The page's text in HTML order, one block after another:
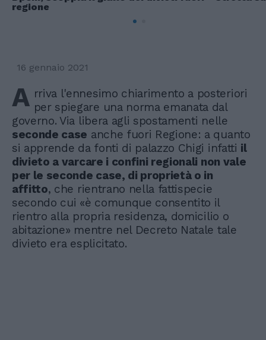
regione
16 gennaio 2021
A rriva l'ennesimo chiarimento a posteriori
per spiegare una norma emanata dal
governo. Via libera agli spostamenti nelle
seconde case anche fuori Regione: a quanto
si apprende da fonti di palazzo Chigi infatti il
divieto a varcare i confini regionali non vale
per le seconde case, di proprietà o in
affitto, che rientrano nella fattispecie
secondo cui «è comunque consentito il
rientro alla propria residenza, domicilio o
abitazione» mentre nel Decreto Natale tale
divieto era esplicitato.